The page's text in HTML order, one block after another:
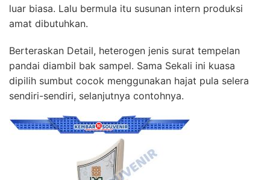
luar biasa. Lalu bermula itu susunan intern produksi
amat dibutuhkan.
Berteraskan Detail, heterogen jenis surat tempelan
pandai diambil bak sampel. Sama Sekali ini kuasa
dipilih sumbut cocok menggunakan hajat pula selera
sendiri-sendiri, selanjutnya contohnya.